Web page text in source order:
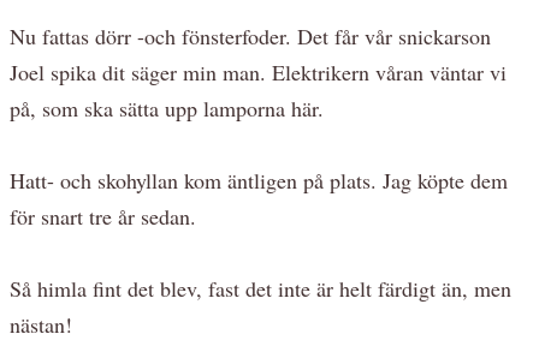
Nu fattas dörr -och fönsterfoder. Det får vår snickarson
Joel spika dit säger min man. Elektrikern våran väntar vi
på, som ska sätta upp lamporna här.
Hatt- och skohyllan kom äntligen på plats. Jag köpte dem
för snart tre år sedan.
Så himla fint det blev, fast det inte är helt färdigt än, men
nästan!